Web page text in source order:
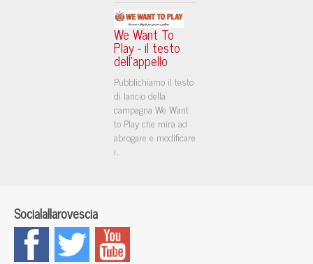
We Want To
Play - il testo
dell'appello
Pubblichiamo il testo
di lancio della
campagna We Want
to Play che mira ad
abrogare e modificare
i...
Socialallarovescia